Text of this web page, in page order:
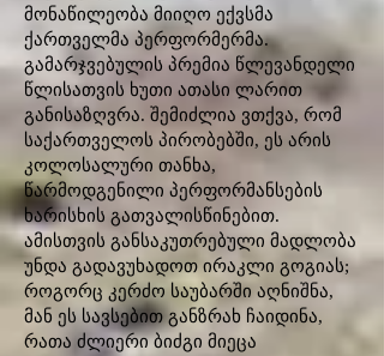
მონაწილეობა მიიღო ექვსმა
ქართველმა პერფორმერმა.
გამარჯვებულის პრემია წლევანდელი
წლისათვის ხუთი ათასი ლარით
განისაზღვრა. შემიძლია ვთქვა, რომ
საქართველოს პირობებში, ეს არის
კოლოსალური თანხა,
წარმოდგენილი პერფორმანსების
ხარისხის გათვალისწინებით.
ამისთვის განსაკუთრებული მადლობა
უნდა გადავუხადოთ ირაკლი გოგიას;
როგორც კერძო საუბარში აღნიშნა,
მან ეს სავსებით განზრახ ჩაიდინა,
რათა ძლიერი ბიძგი მიეცა